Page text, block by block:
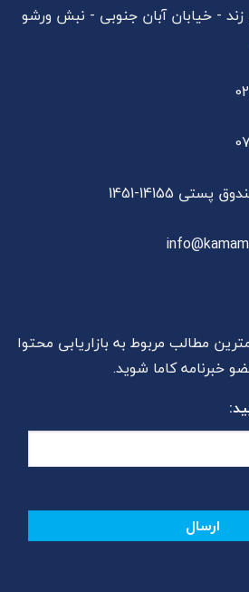
- خیابان آبان جنوبی - نبش ورشو
14155-1451
مطالب مربوط به بازاریابی محتوا
خبرنامه کاما شوید.